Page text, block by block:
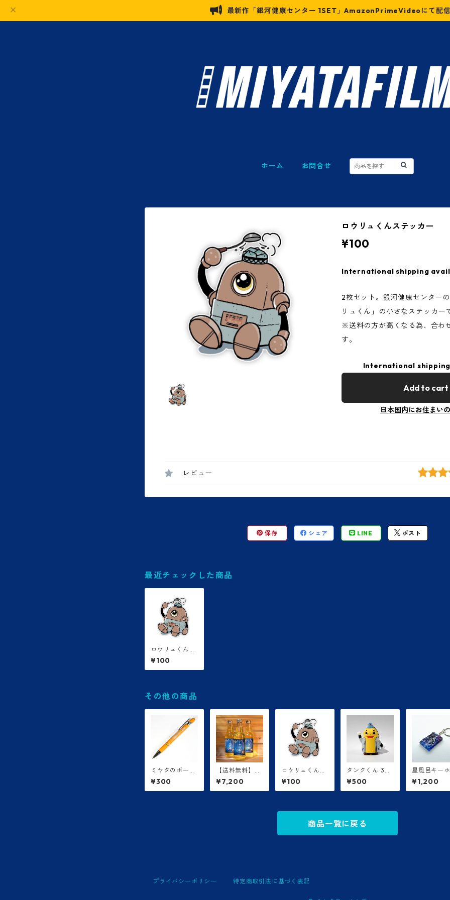
最新作「銀河健康センター 1SET」AmazonPrimeVideoにて配
ホーム お問合せ
ロウリュくんステッカー
¥100
International shipping
2枚セット。銀河健康センター
リュくん」の小さなステッカー
※送料の方が高くなる為、合わ
す。
International
Add to cart
日本国内にお住まい
レビュー
保存 シェア LINE ポスト
最近チェックした商品
ロウリュくんス
テッカー
¥100
その他の商品
ミヤタのボール
ペン
¥300
【送料無料】銀
河最強サ活ドリ
ンク【1ケース2
4本】
¥7,200
ロウリュくんス
テッカー
¥100
タンクくん 3D
ストラップ
¥500
星風呂キー
ダー
¥1,200
商品一覧に戻る
プライバシーポリシー 特定商取引法に基づく表記